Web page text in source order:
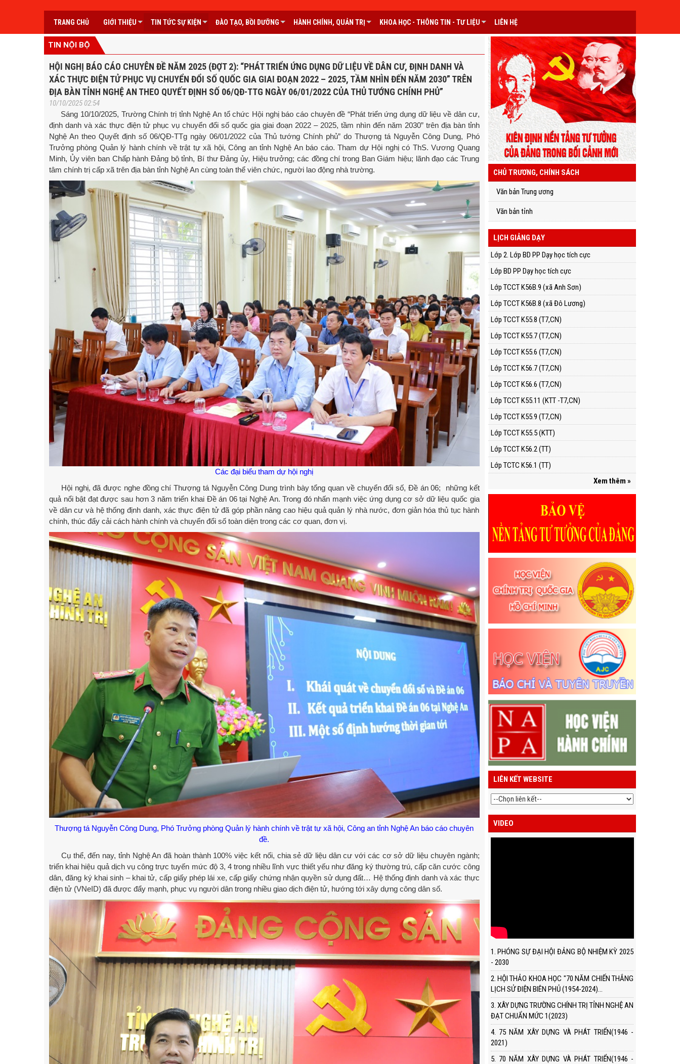
TRANG CHỦ GIỚI THIỆU TIN TỨC SỰ KIỆN ĐÀO TẠO, BỒI DƯỠNG HÀNH CHÍNH, QUẢN TRỊ KHOA HỌC - THÔNG TIN - TƯ LIỆU LIÊN HỆ
TIN NỘI BỘ
HỘI NGHỊ BÁO CÁO CHUYÊN ĐỀ NĂM 2025 (ĐỢT 2): “PHÁT TRIỂN ỨNG DỤNG DỮ LIỆU VỀ DÂN CƯ, ĐỊNH DANH VÀ
XÁC THỰC ĐIỆN TỬ PHỤC VỤ CHUYỂN ĐỔI SỐ QUỐC GIA GIAI ĐOẠN 2022 – 2025, TẦM NHÌN ĐẾN NĂM 2030” TRÊN
ĐỊA BÀN TỈNH NGHỆ AN THEO QUYẾT ĐỊNH SỐ 06/QĐ-TTG NGÀY 06/01/2022 CỦA THỦ TƯỚNG CHÍNH PHỦ”
10/10/2025 02:54
Sáng 10/10/2025, Trường Chính trị tỉnh Nghệ An tổ chức Hội nghị báo cáo chuyên đề “Phát triển ứng dụng dữ liệu về dân cư,
định danh và xác thực điện tử phục vụ chuyển đổi số quốc gia giai đoạn 2022 – 2025, tầm nhìn đến năm 2030” trên địa bàn tỉnh
Nghệ An theo Quyết định số 06/QĐ-TTg ngày 06/01/2022 của Thủ tướng Chính phủ” do Thượng tá Nguyễn Công Dung, Phó
Trưởng phòng Quản lý hành chính về trật tự xã hội, Công an tỉnh Nghệ An báo cáo. Tham dự Hội nghị có ThS. Vương Quang
Minh, Ủy viên ban Chấp hành Đảng bộ tỉnh, Bí thư Đảng ủy, Hiệu trưởng; các đồng chí trong Ban Giám hiệu; lãnh đạo các Trung
tâm chính trị cấp xã trên địa bàn tỉnh Nghệ An cùng toàn thể viên chức, người lao động nhà trường.
Các đại biểu tham dự hội nghị
Hội nghị, đã được nghe đồng chí Thượng tá Nguyễn Công Dung trình bày tổng quan về chuyển đổi số, Đề án 06; những kết
quả nổi bật đạt được sau hơn 3 năm triển khai Đề án 06 tại Nghệ An. Trong đó nhấn mạnh việc ứng dụng cơ sở dữ liệu quốc gia
về dân cư và hệ thống định danh, xác thực điện tử đã góp phần nâng cao hiệu quả quản lý nhà nước, đơn giản hóa thủ tục hành
chính, thúc đẩy cải cách hành chính và chuyển đổi số toàn diện trong các cơ quan, đơn vị.
Thượng tá Nguyễn Công Dung, Phó Trưởng phòng Quản lý hành chính về trật tự xã hội, Công an tỉnh Nghệ An báo cáo chuyên
đề.
Cụ thể, đến nay, tỉnh Nghệ An đã hoàn thành 100% việc kết nối, chia sẻ dữ liệu dân cư với các cơ sở dữ liệu chuyên ngành;
triển khai hiệu quả dịch vụ công trực tuyến mức độ 3, 4 trong nhiều lĩnh vực thiết yếu như đăng ký thường trú, cấp căn cước công
dân, đăng ký khai sinh – khai tử, cấp giấy phép lái xe, cấp giấy chứng nhận quyền sử dụng đất… Hệ thống định danh và xác thực
điện tử (VNeID) đã được đẩy mạnh, phục vụ người dân trong nhiều giao dịch điện tử, hướng tới xây dựng công dân số.
CHỦ TRƯƠNG, CHÍNH SÁCH
Văn bản Trung ương
Văn bản tỉnh
LỊCH GIẢNG DẠY
Lớp 2. Lớp BD PP Dạy học tích cực
Lớp BD PP Dạy học tích cực
Lớp TCCT K56B.9 (xã Anh Sơn)
Lớp TCCT K56B.8 (xã Đô Lương)
Lớp TCCT K55.8 (T7,CN)
Lớp TCCT K55.7 (T7,CN)
Lớp TCCT K55.6 (T7,CN)
Lớp TCCT K56.7 (T7,CN)
Lớp TCCT K56.6 (T7,CN)
Lớp TCCT K55.11 (KTT -T7,CN)
Lớp TCCT K55.9 (T7,CN)
Lớp TCCT K55.5 (KTT)
Lớp TCCT K56.2 (TT)
Lớp TCTC K56.1 (TT)
Xem thêm »
LIÊN KẾT WEBSITE
VIDEO
1. PHÓNG SỰ ĐẠI HỘI ĐẢNG BỘ NHIỆM KỲ 2025
- 2030
2. HỘI THẢO KHOA HỌC "70 NĂM CHIẾN THẮNG
LỊCH SỬ ĐIỆN BIÊN PHỦ (1954-2024)...
3. XÂY DỰNG TRƯỜNG CHÍNH TRỊ TỈNH NGHỆ AN
ĐẠT CHUẨN MỨC 1(2023)
4. 75 NĂM XÂY DỰNG VÀ PHÁT TRIỂN(1946 -
2021)
5. 70 NĂM XÂY DỰNG VÀ PHÁT TRIỂN(1946 -